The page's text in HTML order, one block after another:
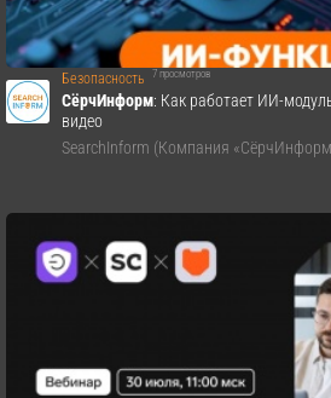
Безопасность 7 просмотров
СёрчИнформ: Как работает ИИ-
видео
SearchInform (Компания